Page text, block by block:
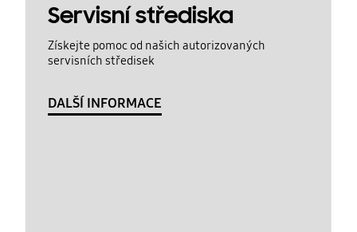
Servisní střediska
Získejte pomoc od našich autorizovaných
servisních středisek
DALŠÍ INFORMACE